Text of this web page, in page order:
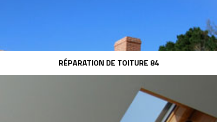
RÉPARATION DE TOITURE 84